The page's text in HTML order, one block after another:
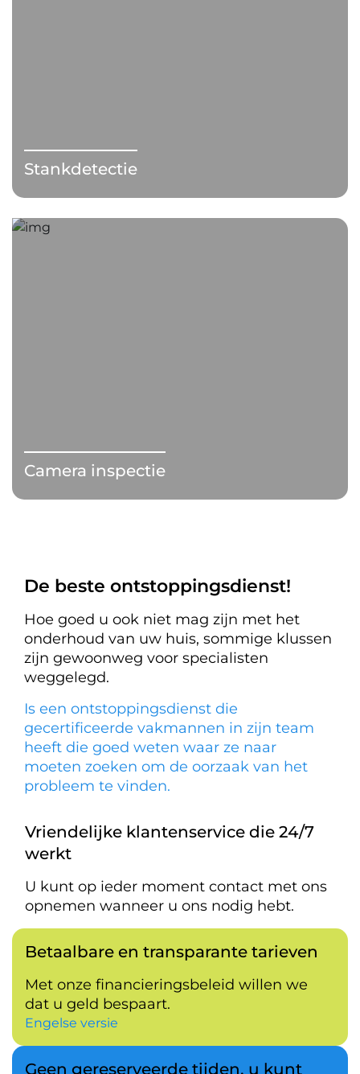
Stankdetectie
Camera inspectie
De beste ontstoppingsdienst!
Hoe goed u ook niet mag zijn met het
onderhoud van uw huis, sommige klussen
zijn gewoonweg voor specialisten
weggelegd.
Is een ontstoppingsdienst die
gecertificeerde vakmannen in zijn team
heeft die goed weten waar ze naar
moeten zoeken om de oorzaak van het
probleem te vinden.
Vriendelijke klantenservice die 24/7
werkt
U kunt op ieder moment contact met ons
opnemen wanneer u ons nodig hebt.
Betaalbare en transparante tarieven
Met onze financieringsbeleid willen we
dat u geld bespaart.
Engelse versie
Geen gereserveerde tijden, u kunt